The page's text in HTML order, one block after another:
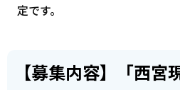
定です。
【募集内容】「西